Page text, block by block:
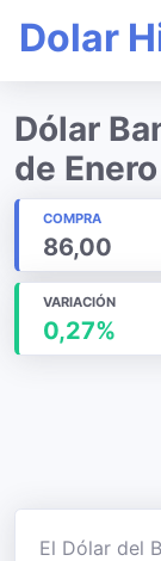
Dolar
Dólar
de
COMPRA
86,00
VARIACIÓN
0,27%
El Dólar del